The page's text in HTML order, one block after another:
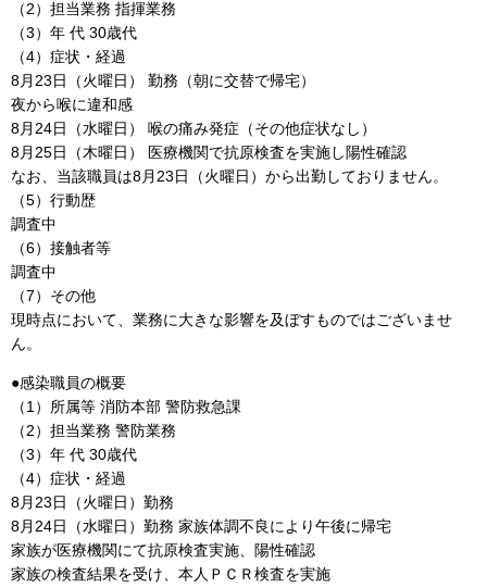
（2）担当業務 指揮業務
（3）年 代 30歳代
（4）症状・経過
8月23日（火曜日） 勤務（朝に交替で帰宅）
夜から喉に違和感
8月24日（水曜日） 喉の痛み発症（その他症状なし）
8月25日（木曜日） 医療機関で抗原検査を実施し陽性確認
なお、当該職員は8月23日（火曜日）から出勤しておりません。
（5）行動歴
調査中
（6）接触者等
調査中
（7）その他
現時点において、業務に大きな影響を及ぼすものではございませ
ん。
●感染職員の概要
（1）所属等 消防本部 警防救急課
（2）担当業務 警防業務
（3）年 代 30歳代
（4）症状・経過
8月23日（火曜日）勤務
8月24日（水曜日）勤務 家族体調不良により午後に帰宅
家族が医療機関にて抗原検査実施、陽性確認
家族の検査結果を受け、本人ＰＣＲ検査を実施